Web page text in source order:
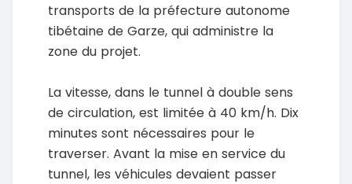
transports de la préfecture autonome
tibétaine de Garze, qui administre la
zone du projet.
La vitesse, dans le tunnel à double sens
de circulation, est limitée à 40 km/h. Dix
minutes sont nécessaires pour le
traverser. Avant la mise en service du
tunnel, les véhicules devaient passer